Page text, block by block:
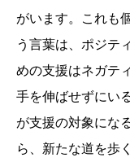
がいます。これも
う言葉は、ポジテ
めの支援はネガテ
手を伸ばせずにい
が支援の対象にな
ら、新たな道を歩